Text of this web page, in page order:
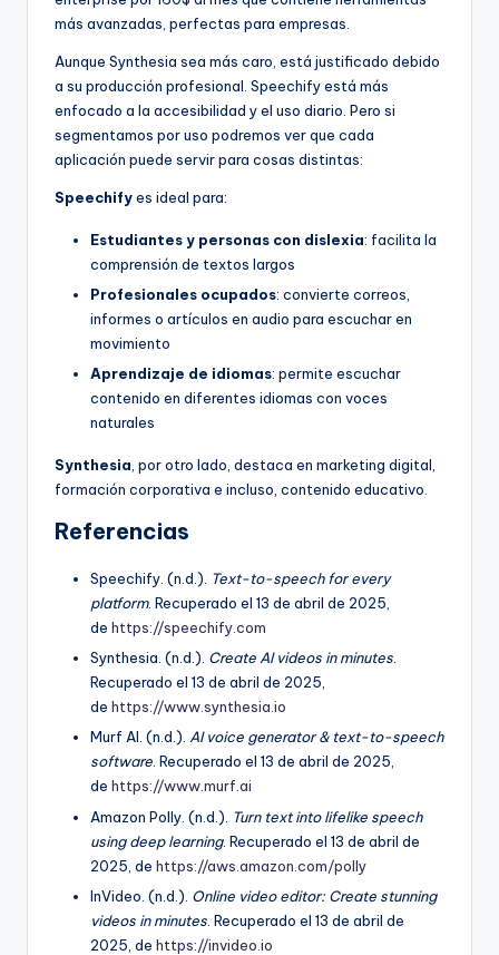
más avanzadas, perfectas para empresas.
Aunque Synthesia sea más caro, está justificado debido
a su producción profesional. Speechify está más
enfocado a la accesibilidad y el uso diario. Pero si
segmentamos por uso podremos ver que cada
aplicación puede servir para cosas distintas:
Speechifyes ideal para:
Estudiantes y personas con dislexia: facilita la
comprensión de textos largos
Profesionales ocupados: convierte correos,
informes o artículos en audio para escuchar en
movimiento
Aprendizaje de idiomas: permite escuchar
contenido en diferentes idiomas con voces
naturales
Synthesia, por otro lado, destaca en marketing digital,
formación corporativa e incluso, contenido educativo.
Referencias
Speechify. (n.d.). Text-to-speech for every
platform. Recuperado el 13 de abril de 2025,
de https://speechify.com
Synthesia. (n.d.). Create AI videos in minutes.
Recuperado el 13 de abril de 2025,
de https://www.synthesia.io
Murf AI. (n.d.). AI voice generator & text-to-speech
software. Recuperado el 13 de abril de 2025,
de https://www.murf.ai
Amazon Polly. (n.d.). Turn text into lifelike speech
using deep learning. Recuperado el 13 de abril de
2025, de https://aws.amazon.com/polly
InVideo. (n.d.). Online video editor: Create stunning
videos in minutes . Recuperado el 13 de abril de
2025, de https://invideo.io